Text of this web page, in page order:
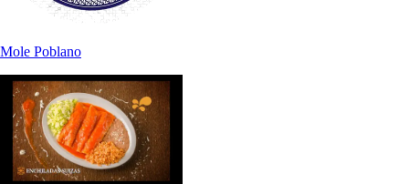
Mole Poblano